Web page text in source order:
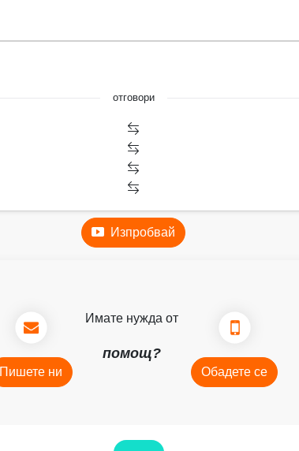
отговори
Изпробвай
Пишете ни
Имате нужда от
помощ?
Обадете се